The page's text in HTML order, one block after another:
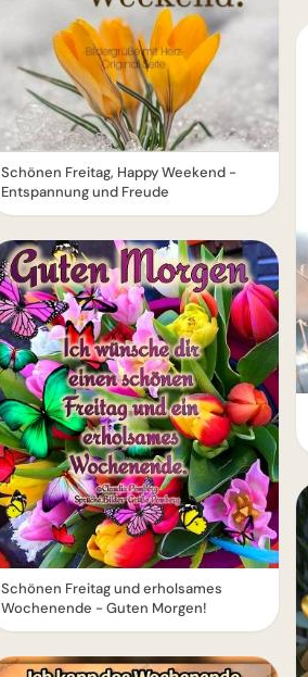
Schönen Freitag, Happy Weekend -
Entspannung und Freude
Schönen Freitag und erholsames
Wochenende - Guten Morgen!